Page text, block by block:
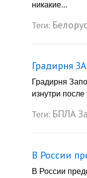
никакие...
Теги:
Градирня
Градирня
изнутри
Теги: БПЛА
В России
В России